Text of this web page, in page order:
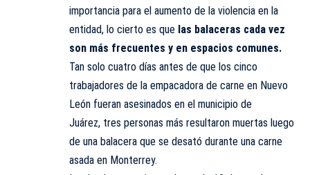
importancia para el aumento de la violencia en la
entidad, lo cierto es que las balaceras cada vez
son más frecuentes y en espacios comunes.
Tan solo cuatro días antes de que los cinco
trabajadores de la empacadora de carne en Nuevo
León fueran asesinados en el municipio de
Juárez, tres personas más resultaron muertas luego
de una balacera que se desató durante una carne
asada en Monterrey.